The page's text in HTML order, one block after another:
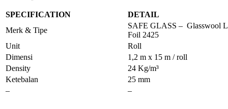
SPECIFICATION
DETAIL
Merk & Tipe
SAFE GLASS – Glasswool
Foil 2425
Unit
Roll
Dimensi
1,2 m x 15 m / roll
Density
24 Kg/m³
Ketebalan
25 mm
–
–